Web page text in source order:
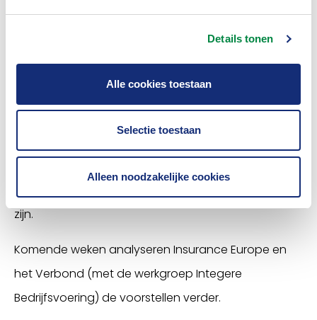
Details tonen
Alle cookies toestaan
Selectie toestaan
Alleen noodzakelijke cookies
Proces
zijn.
Komende weken analyseren Insurance Europe en
het Verbond (met de werkgroep Integere
Bedrijfsvoering) de voorstellen verder.